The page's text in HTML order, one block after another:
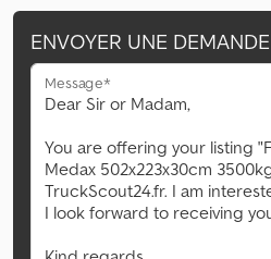
ENVOYER UNE DEMANDE
Message*